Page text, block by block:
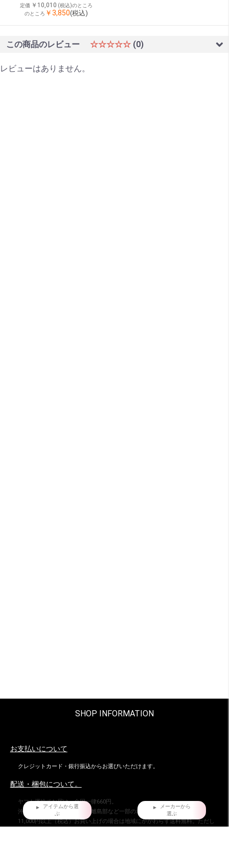
定価 ￥10,010 (税込)のところ
のところ ￥3,850(税込)
この商品のレビュー ☆☆☆☆☆ (0)
レビューはありません。
SHOP INFORMATION
お支払いについて
クレジットカード・銀行振込からお選びいただけます。
配送・梱包について。
ヤマト運輸でお届け。全国一律660円。
沖縄県および他の都道府県の離島部など一部の地域は1,650円となります。
11,000円以上（税込）お買い上げの場合は地域にかかわらず送料無料。ただし
アイテムから選
ぶ
メーカーから
選ぶ